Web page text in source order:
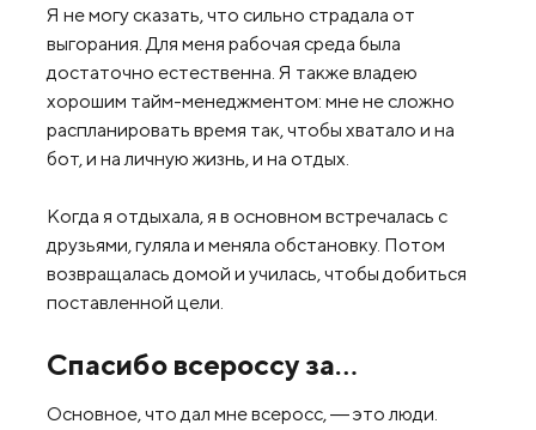
Я не могу сказать, что сильно страдала от
выгорания. Для меня рабочая среда была
достаточно естественна. Я также владею
хорошим тайм-менеджментом: мне не сложно
распланировать время так, чтобы хватало и на
бот, и на личную жизнь, и на отдых.
Когда я отдыхала, я в основном встречалась с
друзьями, гуляла и меняла обстановку. Потом
возвращалась домой и училась, чтобы добиться
поставленной цели.
Спасибо всероссу за…
Основное, что дал мне всеросс, ― это люди.